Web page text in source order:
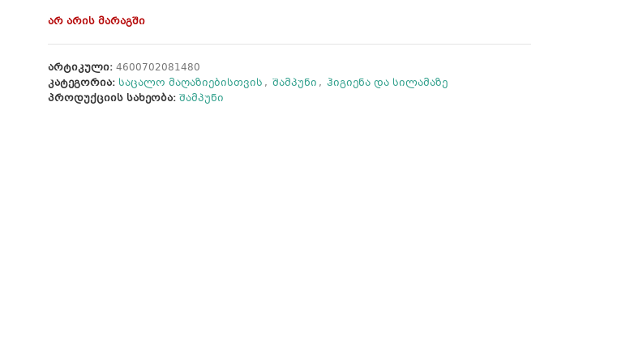
არ არის მარაგში
არტიკული: 4600702081480
კატეგორია: საცალო მაღაზიებისთვის , შამპუნი , ჰიგიენა და სილამაზე
პროდუქციის სახეობა: შამპუნი